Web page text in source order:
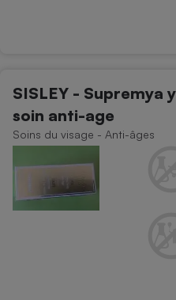
SISLEY - Supremya
soin anti-age
Soins du visage - Anti-âges